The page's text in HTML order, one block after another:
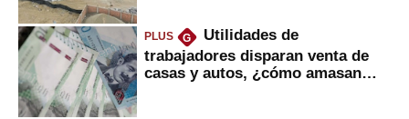
PLUS G
Utilidades de
trabajadores disparan venta de
casas y autos, ¿cómo amasan